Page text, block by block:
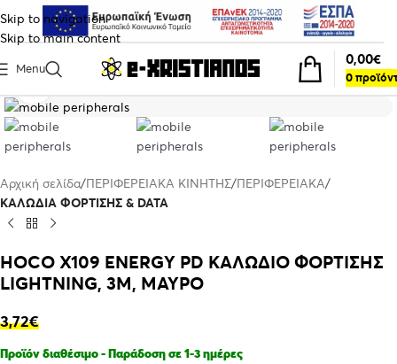
Skip to navigation
Skip to main content
Menu
0
0,00€
Click to enlarge
Αρχική σελίδα ΠΕΡΙΦΕΡΕΙΑΚΑ ΚΙΝΗΤΗΣ ΠΕΡΙΦΕΡΕΙΑΚΑ
ΚΑΛΩΔΙΑ ΦΟΡΤΙΣΗΣ & DATA
HOCO X109 ENERGY PD ΚΑΛΩΔΙΟ ΦΟΡΤΙΣΗΣ
LIGHTNING, 3Μ, ΜΑΥΡΟ
3,72€
Προϊόν διαθέσιμο - Παράδοση σε 1-3 ημέρες